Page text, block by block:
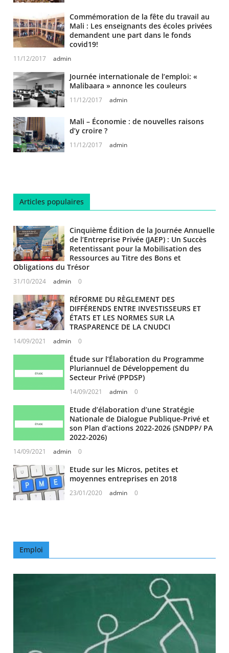
Commémoration de la fête du travail au
Mali : Les enseignants des écoles privées
demandent une part dans le fonds
covid19!
11/12/2017 admin
Journée internationale de l’emploi: «
Malibaara » annonce les couleurs
11/12/2017 admin
Mali – Économie : de nouvelles raisons
d’y croire ?
11/12/2017 admin
Articles populaires
Cinquième Édition de la Journée Annuelle
de l’Entreprise Privée (JAEP) : Un Succès
Retentissant pour la Mobilisation des
Ressources au Titre des Bons et
Obligations du Trésor
31/10/2024 admin 0
RÉFORME DU RÈGLEMENT DES
DIFFÉRENDS ENTRE INVESTISSEURS ET
ÉTATS ET LES NORMES SUR LA
TRASPARENCE DE LA CNUDCI
14/09/2021 admin 0
Étude sur l’Élaboration du Programme
Pluriannuel de Développement du
Secteur Privé (PPDSP)
14/09/2021 admin 0
Etude d’élaboration d’une Stratégie
Nationale de Dialogue Publique-Privé et
son Plan d’actions 2022-2026 (SNDPP/ PA
2022-2026)
14/09/2021 admin 0
Etude sur les Micros, petites et
moyennes entreprises en 2018
23/01/2020 admin 0
Emploi